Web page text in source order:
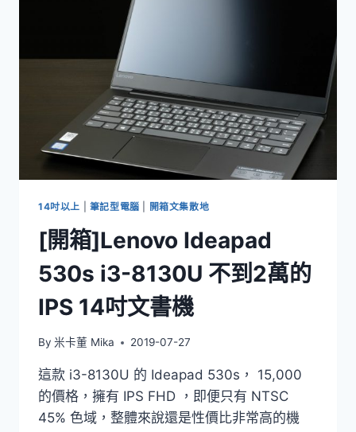
14吋以上 筆記型電腦 開箱文集散地
[開箱]Lenovo Ideapad
530s i3-8130U 不到2萬的
IPS 14吋文書機
By 米卡董 Mika 2019-07-27
這款 i3-8130U 的 Ideapad 530s， 15,000
的價格，擁有 IPS FHD ，即便只有 NTSC
45% 色域，整體來說還是性價比非常高的機